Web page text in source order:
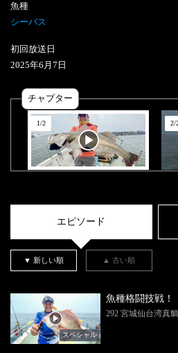
魚種
シーバス
初回放送日
2025年6 月 7 日
チャプター
1/2 2/
エピソード
▼ 新しい順 ▲ 古い順
スペシャル
魚種格闘技戦！
292 宮城仙台湾真